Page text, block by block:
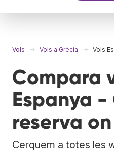
Vols Vols a Grècia Vols
Compara
Espanya -
reserva
Cerquem a totes les